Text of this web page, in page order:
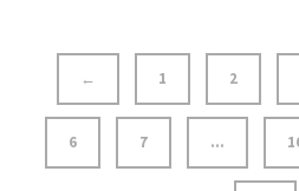
← 1 2
6 7 …